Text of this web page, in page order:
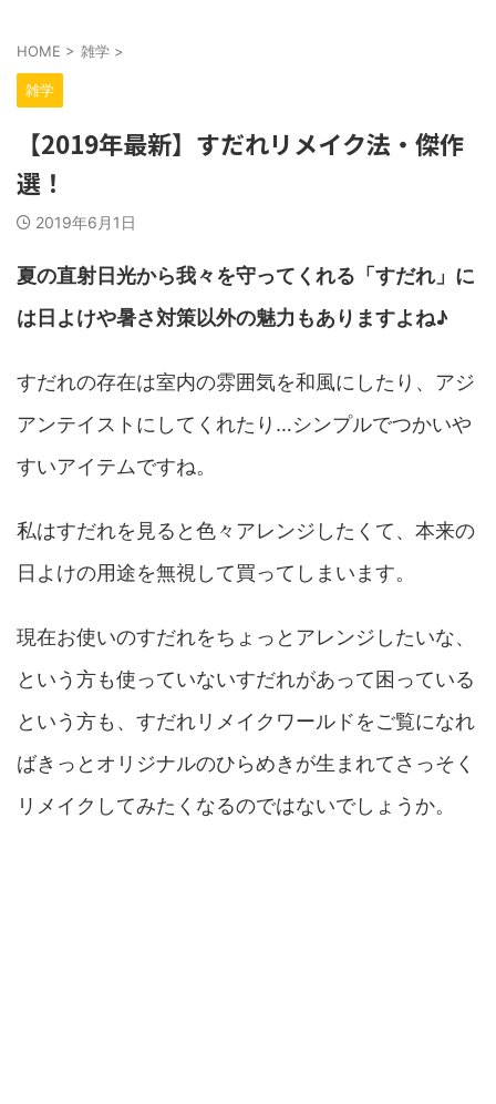
HOME > 雑学 >
雑学
【2019年最新】すだれリメイク法・傑作
選！
2019年6月1日
夏の直射日光から我々を守ってくれる「すだれ」に
は日よけや暑さ対策以外の魅力もありますよね♪
すだれの存在は室内の雰囲気を和風にしたり、アジ
アンテイストにしてくれたり…シンプルでつかいや
すいアイテムですね。
私はすだれを見ると色々アレンジしたくて、本来の
日よけの用途を無視して買ってしまいます。
現在お使いのすだれをちょっとアレンジしたいな、
という方も使っていないすだれがあって困っている
という方も、すだれリメイクワールドをご覧になれ
ばきっとオリジナルのひらめきが生まれてさっそく
リメイクしてみたくなるのではないでしょうか。